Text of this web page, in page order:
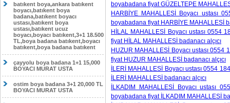
HASKÖY DAİRE BOYAMA 1000TL
EV,İŞYERİ BOYA BADANA USTASI
0554 184 41 66
GÖLBAŞI DAİRE BOYAMA 1000TL
EV,İŞYERİ BOYA BADANA USTASI
0554 184 41 66
SOKULLU DAİRE BOYAMA 1000TL
EV,İŞYERİ BOYA BADANA USTASI
0554 184 41 66
batıkent boya,ankara batıkent
boyacı,batıkent boya
badana,batıkent boyacı
ustası,batıkent boya
ustası,batıkent ucuz
boyacı,boyacı batıkent,3+1 18.500
TL,boya badana batıkent,boyacı
batıkent,boya badana batıkent
çayyolu boya badana 1+1 15,000
BOYACI MURAT USTA
ostim boya badana 3+1 20,000 TL
BOYACI MURAT USTA
boyabadana fiyat GÜZELTEPE
HARBİYE MAHALLESİ Boyacı ustası
boyabadana fiyat HARBİYE MAHALLESİ
HİLAL MAHALLESİ Boyacı ustası 0554
fiyat HİLAL MAHALLESİ badanacı alçıcı
HUZUR MAHALLESİ Boyacı ustası
fiyat HUZUR MAHALLESİ badanacı alçıcı
İLERİ MAHALLESİ Boyacı ustası 0554
İLERİ MAHALLESİ badanacı alçıcı
İLKADIM MAHALLESİ Boyacı ustası
boyabadana fiyat İLKADIM MAHALLESİ